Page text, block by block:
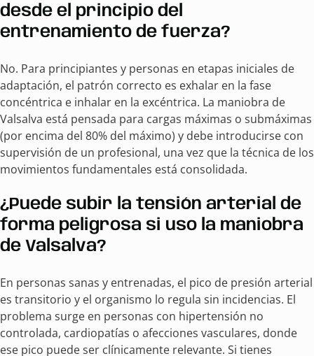
desde el principio del
entrenamiento de fuerza?
No. Para principiantes y personas en etapas iniciales de
adaptación, el patrón correcto es exhalar en la fase
concéntrica e inhalar en la excéntrica. La maniobra de
Valsalva está pensada para cargas máximas o submáximas
(por encima del 80% del máximo) y debe introducirse con
supervisión de un profesional, una vez que la técnica de los
movimientos fundamentales está consolidada.
¿Puede subir la tensión arterial de
forma peligrosa si uso la maniobra
de Valsalva?
En personas sanas y entrenadas, el pico de presión arterial
es transitorio y el organismo lo regula sin incidencias. El
problema surge en personas con hipertensión no
controlada, cardiopatías o afecciones vasculares, donde
ese pico puede ser clínicamente relevante. Si tienes